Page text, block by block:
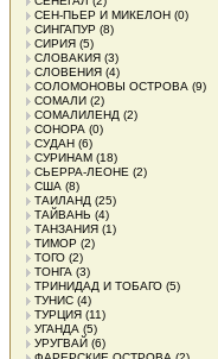
СЕН-ПЬЕР И МИКЕЛОН (0)
СИНГАПУР (8)
СИРИЯ (5)
СЛОВАКИЯ (3)
СЛОВЕНИЯ (4)
СОЛОМОНОВЫ ОСТРОВА (9)
СОМАЛИ (2)
СОМАЛИЛЕНД (2)
СОНОРА (0)
СУДАН (6)
СУРИНАМ (18)
СЬЕРРА-ЛЕОНЕ (2)
США (8)
ТАИЛАНД (25)
ТАЙВАНЬ (4)
ТАНЗАНИЯ (1)
ТИМОР (2)
ТОГО (2)
ТОНГА (3)
ТРИНИДАД И ТОБАГО (5)
ТУНИС (4)
ТУРЦИЯ (11)
УГАНДА (5)
УРУГВАЙ (6)